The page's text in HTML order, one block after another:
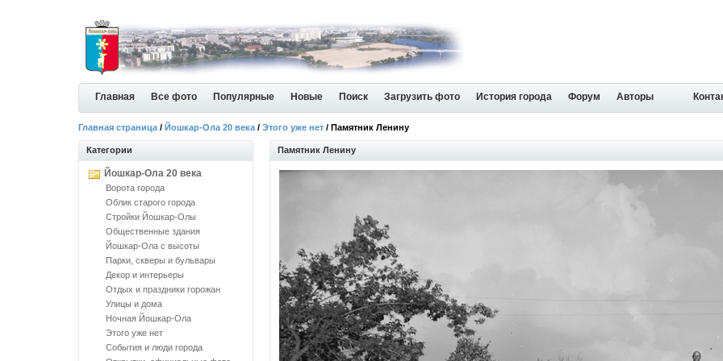
Главная Все фото Популярные Новые Поиск Загрузить фото История города Форум Авторы
Главная страница / Йошкар-Ола 20 века / Этого уже нет / Памятник Ленину
Категории
Йошкар-Ола 20 века
Ворота города
Облик старого города
Стройки Йошкар-Олы
Общественные здания
Йошкар-Ола с высоты
Парки, скверы и бульвары
Декор и интерьеры
Отдых и праздники горожан
Улицы и дома
Ночная Йошкар-Ола
Этого уже нет
События и люди города
Памятник Ленину